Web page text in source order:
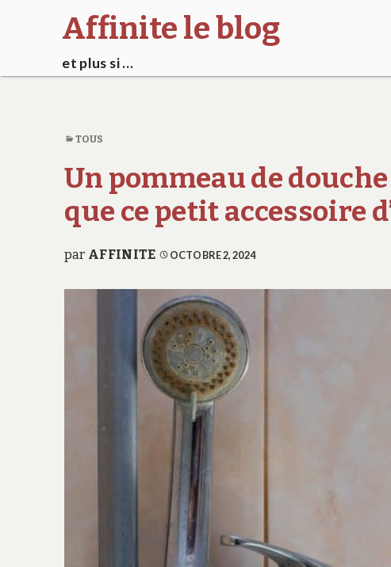
Affinite le blog
et plus si …
TOUS
Un pommeau de
que ce petit accessoire
par AFFINITE OCTOBRE 2, 2024